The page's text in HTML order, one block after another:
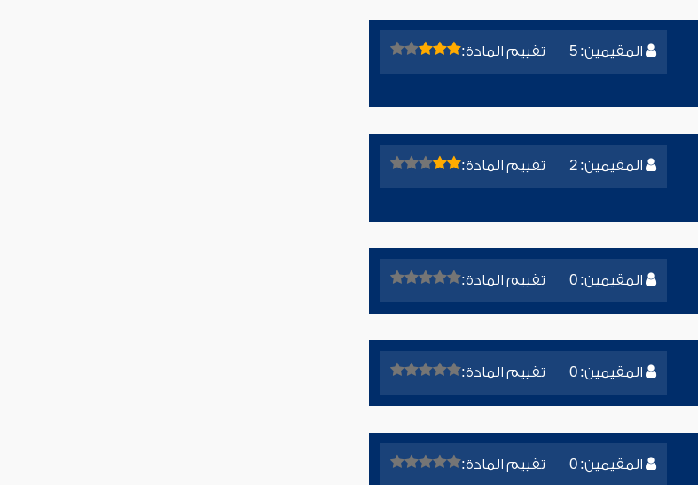
المقيمين: 5 تقييم المادة:
المقيمين: 2 تقييم المادة:
المقيمين: 0 تقييم المادة:
المقيمين: 0 تقييم المادة:
المقيمين: 0 تقييم المادة: